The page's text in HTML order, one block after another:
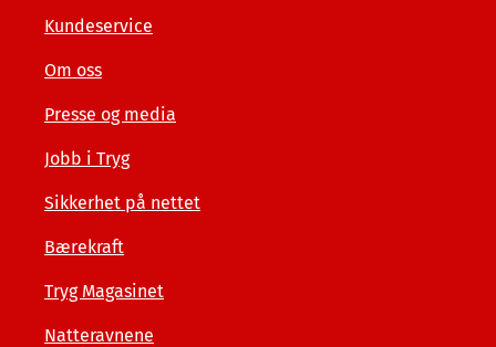
private
Kundeservice
Om oss
Presse og media
Jobb i Tryg
Sikkerhet på nettet
Bærekraft
Tryg Magasinet
Natteravnene